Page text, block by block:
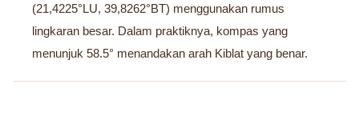
(21,4225°LU, 39,8262°BT) menggunakan rumus
lingkaran besar. Dalam praktiknya, kompas yang
menunjuk 58.5° menandakan arah Kiblat yang benar.